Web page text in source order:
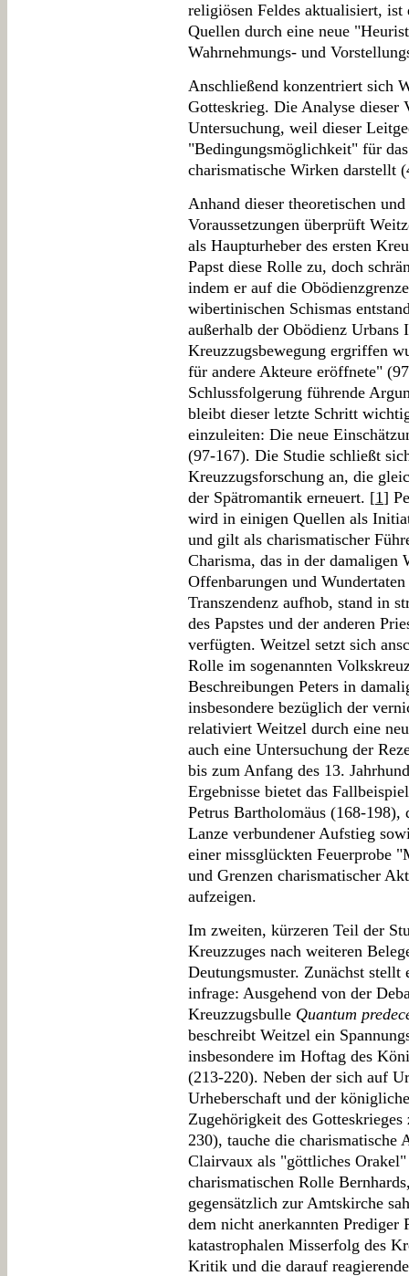
religiösen Feldes aktualisiert,
Quellen durch eine neue
Wahrnehmungs- und
Anschließend konzentriert sich
Gotteskrieg. Die Analyse dieser
Untersuchung, weil dieser
"Bedingungsmöglichkeit" für
charismatische Wirken darstellt
Anhand dieser theoretischen
Voraussetzungen überprüft
als Haupturheber des ersten
Papst diese Rolle zu, doch
indem er auf die
wibertinischen Schismas
außerhalb der Obödienz
Kreuzzugsbewegung ergriffen
für andere Akteure eröffnete"
Schlussfolgerung führende
bleibt dieser letzte Schritt
einzuleiten: Die neue
(97-167). Die Studie schließt
Kreuzzugsforschung an, die
der Spätromantik erneuert. [1]
wird in einigen Quellen als
und gilt als charismatischer
Charisma, das in der damaligen
Offenbarungen und
Transzendenz aufhob, stand in
des Papstes und der anderen
verfügten. Weitzel setzt sich
Rolle im sogenannten
Beschreibungen Peters in
insbesondere bezüglich der
relativiert Weitzel durch eine
auch eine Untersuchung der
bis zum Anfang des 13.
Ergebnisse bietet das
Petrus Bartholomäus (168-
Lanze verbundener Aufstieg
einer missglückten Feuerprobe
und Grenzen charismatischer
aufzeigen.
Im zweiten, kürzeren Teil der
Kreuzzuges nach weiteren
Deutungsmuster. Zunächst
infrage: Ausgehend von der
Kreuzzugsbulle Quantum
beschreibt Weitzel ein
insbesondere im Hoftag des
(213-220). Neben der sich auf
Urheberschaft und der
Zugehörigkeit des
230), tauche die charismatische
Clairvaux als "göttliches
charismatischen Rolle
gegensätzlich zur Amtskirche
dem nicht anerkannten
katastrophalen Misserfolg des
Kritik und die darauf